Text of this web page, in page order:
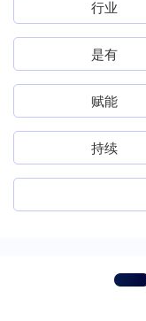
行业
是有
赋能
持续